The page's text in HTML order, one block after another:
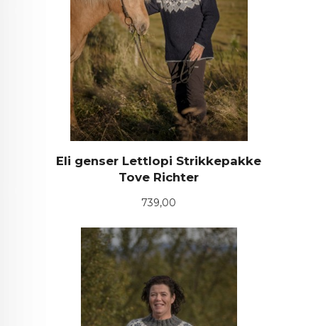
Eli genser Lettlopi Strikkepakke
Tove Richter
Pris
739,00